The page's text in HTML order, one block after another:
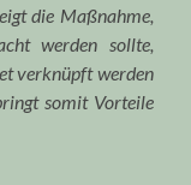
die Maßnahme,
werden sollte,
verknüpft werden
somit Vorteile